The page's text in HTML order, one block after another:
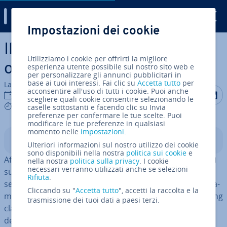
Vai al contenuto prin­ci­pa­le
Il giusto mix per il marketing:
online vs. offline
La redazione di IONOS
21 feb 2023
8 mins
Condividi
Indice
Affiliate, Content, Social, Mobile: nell’online marketing si
sus­se­guo­no un trend dietro l’altro e, per rimanere
sempre ag­gior­na­ti, bi­so­gne­reb­be in­for­mar­si quo­ti­dia­na­
men­te. Resistono ancora alcuni so­ste­ni­to­ri del marketing
classico, che sono reticenti nell’ad­den­trar­si nel mondo
del business online: alcuni im­pren­di­to­ri restano infatti
Impostazioni dei cookie
Utilizziamo i cookie per offrirti la migliore
esperienza utente possibile sul nostro sito web e
per personalizzare gli annunci pubblicitari in
base ai tuoi interessi. Fai clic suAccetta tutto per
acconsentire all'uso di tutti i cookie. Puoi anche
scegliere quali cookie consentire selezionando le
caselle sottostanti e facendo clic su Invia
preferenze per confermare le tue scelte. Puoi
modificare le tue preferenze in qualsiasi
momento nelle impostazioni.
Ulteriori informazioni sul nostro utilizzo dei cookie
sono disponibili nella nostra politica sui cookie e
nella nostra politica sulla privacy. I cookie
necessari verranno utilizzati anche se selezioni
Rifiuta.
Cliccando su "Accetta tutto", accetti la raccolta e la
trasmissione dei tuoi dati a paesi terzi.